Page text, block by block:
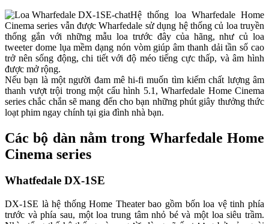
Hệ thống loa Wharfedale Home
Cinema series vẫn được Wharfedale sử dụng hệ thống củ loa truyền
thống gắn với những mẫu loa trước đây của hãng, như củ loa
tweeter dome lụa mềm dạng nón vòm giúp âm thanh dải tần số cao
trở nên sống động, chi tiết với độ méo tiếng cực thấp, và âm hình
được mở rộng.
Nếu bạn là một người đam mê hi-fi muốn tìm kiếm chất lượng âm
thanh vượt trội trong một cấu hình 5.1, Wharfedale Home Cinema
series chắc chắn sẽ mang đến cho bạn những phút giây thưởng thức
loạt phim ngay chính tại gia đình nhà bạn.
Các bộ dàn nằm trong Wharfedale Home
Cinema series
Whatfedale DX-1SE
DX-1SE là hệ thống Home Theater bao gồm bốn loa vệ tinh phía
trước và phía sau, một loa trung tâm nhỏ bé và một loa siêu trầm.